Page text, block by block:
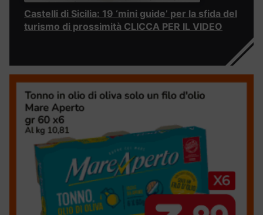
Castelli di Sicilia: 19 ‘mini guide’ per la sfida del
turismo di prossimità CLICCA PER IL VIDEO